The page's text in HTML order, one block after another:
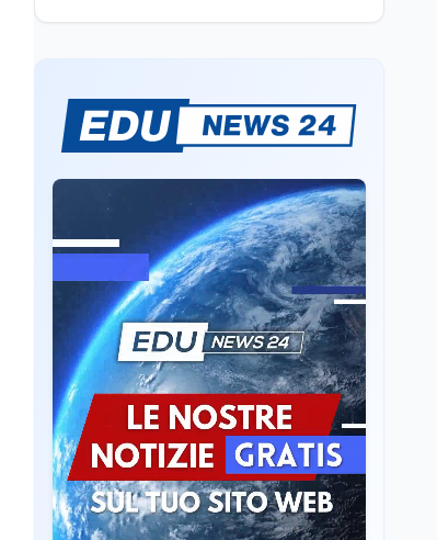
Se n'è andato il
Maestrone: addio a
l'ultimo cantore di una
generazione ribelle
Lavoro6 ago
La ministra Calderone
firma il patto con Asstel
per il rilancio del Siisl,
piattaforma, in
collaborazione con
l'Inps, per l'incontro tra
domanda e offerta di
lavoro
Cultura6 ago
Cinema, chiusa la fase
istruttoria: voto finale il
9 settembre in Aula. La
soddisfazione di
Mollicone
Scuola6 ago
Posizioni economiche
ATA: 46.297 nuove
posizioni economiche